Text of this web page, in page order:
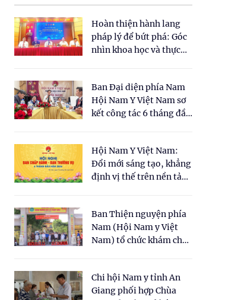
Hoàn thiện hành lang
pháp lý để bứt phá: Góc
nhìn khoa học và thực
cho Luật Y dược cổ
truyền Việt Nam"
Ban Đại diện phía Nam
Hội Nam Y Việt Nam sơ
kết công tác 6 tháng đầu
Hội Nam Y Việt Nam:
Đổi mới sáng tạo, khẳng
định vị thế trên nền tảng
Ban Thiện nguyện phía
Nam (Hội Nam y Việt
Nam) tổ chức khám chữa
dân tại xã Tân Tập
Chi hội Nam y tỉnh An
Giang phối hợp Chùa